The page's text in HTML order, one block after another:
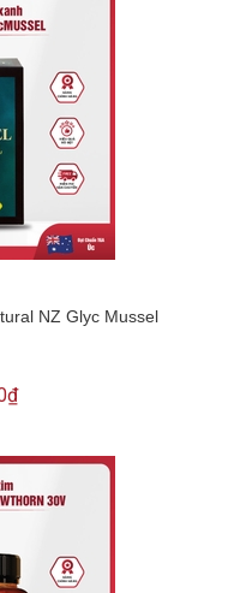
NZ Glyc Mussel